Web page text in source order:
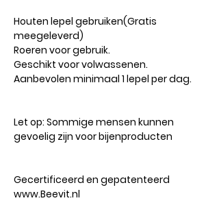
Houten lepel gebruiken(Gratis
meegeleverd)
Roeren voor gebruik.
Geschikt voor volwassenen.
Aanbevolen minimaal 1 lepel per dag.​
Let op: Sommige mensen kunnen
gevoelig zijn voor bijenproducten
Gecertificeerd en gepatenteerd
www.Beevit.nl